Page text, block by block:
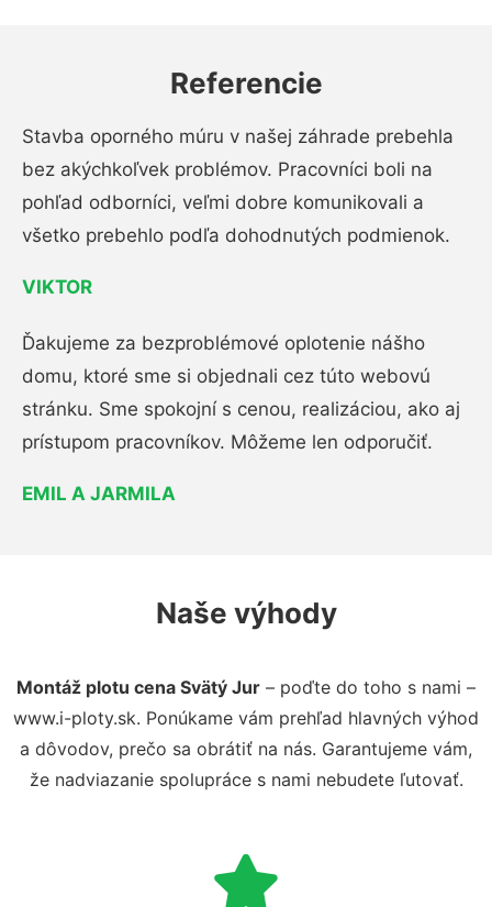
Referencie
Stavba oporného múru v našej záhrade prebehla
bez akýchkoľvek problémov. Pracovníci boli na
pohľad odborníci, veľmi dobre komunikovali a
všetko prebehlo podľa dohodnutých podmienok.
VIKTOR
Ďakujeme za bezproblémové oplotenie nášho
domu, ktoré sme si objednali cez túto webovú
stránku. Sme spokojní s cenou, realizáciou, ako aj
prístupom pracovníkov. Môžeme len odporučiť.
EMIL A JARMILA
Naše výhody
Montáž plotu cena Svätý Jur – poďte do toho s nami –
www.i-ploty.sk. Ponúkame vám prehľad hlavných výhod
a dôvodov, prečo sa obrátiť na nás. Garantujeme vám,
že nadviazanie spolupráce s nami nebudete ľutovať.